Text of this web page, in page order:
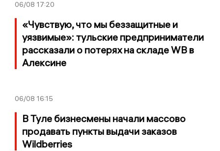
06/08 17:20
«Чувствую, что мы беззащитные и
уязвимые»: тульские предприниматели
рассказали о потерях на складе WB в
Алексине
06/08 16:15
В Туле бизнесмены начали массово
продавать пункты выдачи заказов
Wildberries